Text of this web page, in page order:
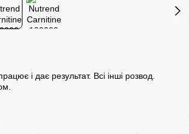
і дає результат. Всі інші розвод.